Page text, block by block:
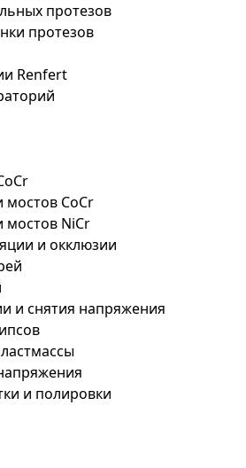
протезов
протезов
Renfert
мостов CoCr
мостов NiCr
и окклюзии
и снятия напряжения
и полировки